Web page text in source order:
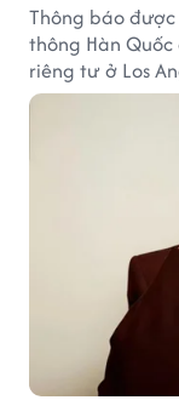
Thông báo
thông Hàn
riêng tư ở Los